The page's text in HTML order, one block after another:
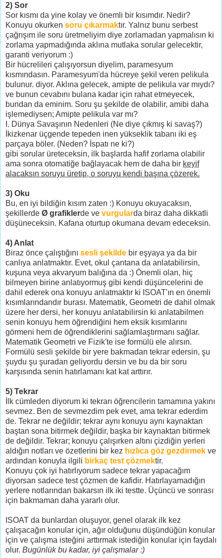
2) Sor
Sor kısmı da yine kolay ve önemli bir kısımdır. Nedir?
Konuyu okurken soru çıkarmaktır. Yalnız bunu serbest
çağrışım ile soru üretmeliyim diye zorlamadan yapmalısın ki
zorlama yapmadığında aklına mutlaka sorular gelecektir,
garanti veriyorum :)
Bir hücrelileri çalışıyorsun diyelim, paramesyum
kısmındasın. Paramesyum'da hücreye şekil veren pelikula
bulunur. diyor. Aklına gelecek, amipte de pelikula var mıydı?
ve bunun cevabını bulana kadar için rahat etmeyecek,
bundan da eminim. Soru şu şekilde de olabilir, amibi daha
işlemediysen; Amipte pelikula var mı?
I. Dünya Savaşının Nedenleri (Ne diye çıkmış ki savaş?)
İkizkenar üçgende tepeden inen yükseklik tabanı iki eş
parçaya böler. (Neden? İspatı ne ki?)
gibi sorular üreteceksin, ilk başlarda hafif zorlama olabilir
ama sonra otomatiğe bağlayacak hem de daha bir keyif
alacaksın soruyu üretip, o soruyu kendi başına çözerek.
3) Oku
Bu, en iyi bildiğin kısım zaten :) Konuyu okuyacaksın,
şekillerde Ø grafiklerde ve vurgularda biraz daha dikkatli
düşüneceksin. Kafana oturtup okumana devam edeceksin.
4) Anlat
Biraz önce çalıştığını sesli şekilde bir eşyaya ya da bir
canlıya anlatmaktır. Evet, okul çantana da anlatabilirsin,
kuşuna veya akvaryum balığına da :) Önemli olan, hiç
bilmeyen birine anlatıyormuş gibi kendi düşüncelerini de
dahil ederek ona konuyu anlatmaktır ki ISOAT'ın en önemli
kısımlarındandır burası. Matematik, Geometri de dahil olmak
üzere her dersi, her konuyu anlatabilirsin ki anlatabilmen
senin konuyu hem öğrendiğini hem eksik kısımlarını
görmeni hem de öğrendiklerini sağlamlaştırmanı sağlar.
Matematik Geometri ve Fizik'te ise formülü ele alırsın.
Formülü sesli şekilde bir yere bakmadan tekrar edersin, şu
şuydu şu şuradan geliyordu dersin ve bu da bir soru
karşısında senin hatırlamanı kat kat arttırır.
5) Tekrar
İlk cümleden diyorum ki tekrarı öğrencilerin tamamına yakını
sevmez. Ben de sevmezdim pek evet, ama tekrar ederdim
de. Tekrar ne değildir; tekrar aynı konuyu aynı kaynaktan
baştan sona bitirmek değildir, başka bir kaynaktan bitirmek
de değildir. Tekrar; konuyu çalışırken altını çizdiğin yerleri
aldığın notları ve özetlerini bir kez hızlıca göz gezdirmek ve
ardından konuyla ilgili birkaç test çözmektir.
Konuyu çok iyi hatırlıyorum sadece tekrar yapacağım
diyorsan sadece test çözmen de kafidir. Hatırlayamadığın
yerlere notlarından bakarsın ilk iki testte. Üçüncü ve sonrası
için bakmaman daha yararlı olur.
ISOAT da bunlardan oluşuyor, genel olarak ilk kez
çalışacağın konular için, ağır olduğunu düşündüğün konular
için ve çalışma isteğini arttırmak istediğin konular için faydalı
olur. Bugünlük bu kadar, iyi çalışmalar :)